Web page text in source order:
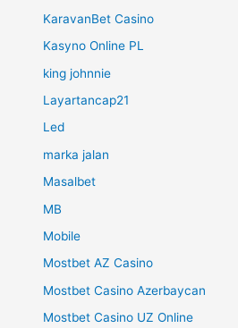
KaravanBet Casino
Kasyno Online PL
king johnnie
Layartancap21
Led
marka jalan
Masalbet
MB
Mobile
Mostbet AZ Casino
Mostbet Casino Azerbaycan
Mostbet Casino UZ Online